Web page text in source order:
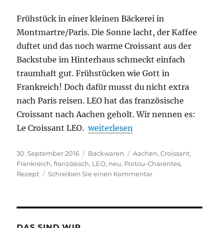
Frühstück in einer kleinen Bäckerei in
Montmartre/Paris. Die Sonne lacht, der Kaffee
duftet und das noch warme Croissant aus der
Backstube im Hinterhaus schmeckt einfach
traumhaft gut. Frühstücken wie Gott in
Frankreich! Doch dafür musst du nicht extra
nach Paris reisen. LEO hat das französische
Croissant nach Aachen geholt. Wir nennen es:
Le Croissant LEO.„Le Croissant LEO – nach
weiterlesen
Veröffentlicht
am
30. September 2016 Kategorien
Backwaren Schlagwörter
Aachen,Croissant,
Frankreich,französisch, LEO, neu, Poitou-Charentes,
Rezept
Schreiben Sie einen Kommentarzu